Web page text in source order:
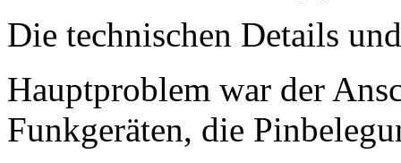
Die technischen Details
Hauptproblem war der
Funkgeräten, die